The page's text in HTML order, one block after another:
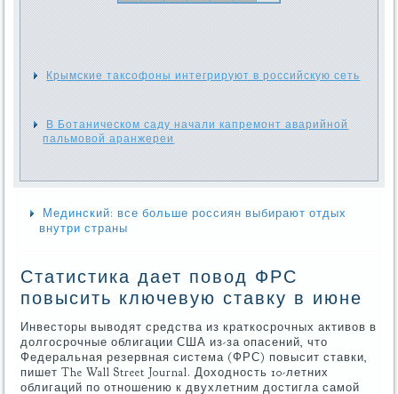
Крымские таксофоны интегрируют в российскую сеть
В Ботаническом саду начали капремонт аварийной
пальмовой аранжереи
Мединский: все больше россиян выбирают отдых
внутри страны
Статистика дает повод ФРС
повысить ключевую ставку в июне
Инвесторы выводят средства из краткосрочных активов в
долгосрочные облигации США из-за опасений, что
Федеральная резервная система (ФРС) повысит ставки,
пишет The Wall Street Journal. Доходность 10-летних
облигаций по отношению к двухлетним достигла самой